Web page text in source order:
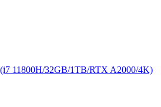
11800H/32GB/1TB/RTX A2000/4K)